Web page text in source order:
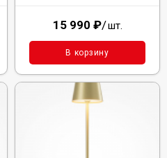
15 990 ₽/шт.
В корзину